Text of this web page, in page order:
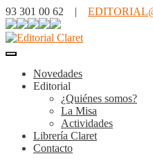
93 301 00 62 |
Novedades
Editorial
¿Quiénes somos?
La Misa
Actividades
Librería Claret
Contacto